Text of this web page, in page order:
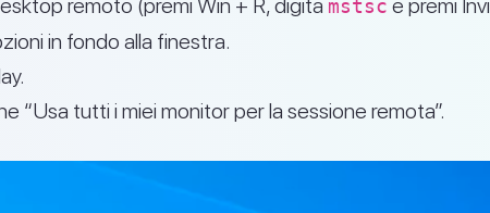
remoto (premi Win + R, digita mstsc e premi
in fondo alla finestra.
“Usa tutti i miei monitor per la sessione remota”.